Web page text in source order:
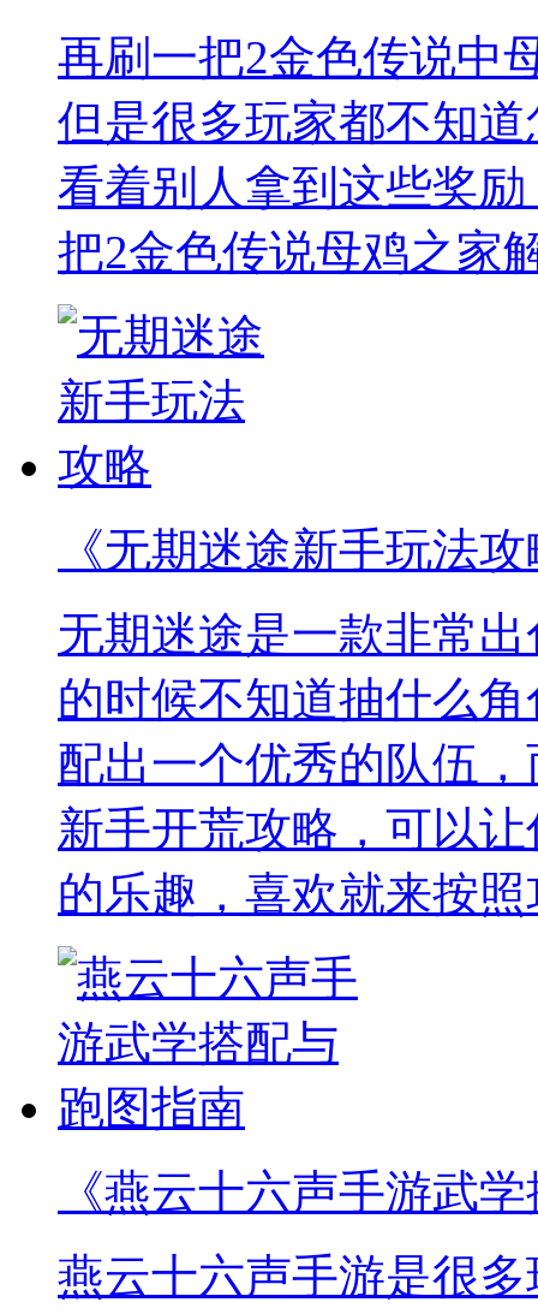
再刷一把2金色传说中
但是很多玩家都不知
看着别人拿到这些奖
把2金色传说母鸡之家
《无期迷途新手玩法
无期迷途是一款非常
的时候不知道抽什么
配出一个优秀的队伍
新手开荒攻略，可以
的乐趣，喜欢就来按
《燕云十六声手游武
燕云十六声手游是很